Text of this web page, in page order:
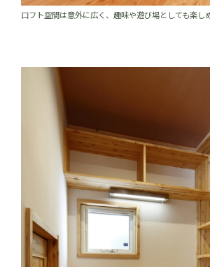
口フト空間は意外に広く、趣味や遊び場としても楽し